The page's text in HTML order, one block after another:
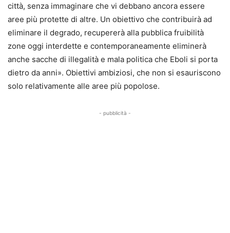
città, senza immaginare che vi debbano ancora essere
aree più protette di altre. Un obiettivo che contribuirà ad
eliminare il degrado, recupererà alla pubblica fruibilità
zone oggi interdette e contemporaneamente eliminerà
anche sacche di illegalità e mala politica che Eboli si porta
dietro da anni». Obiettivi ambiziosi, che non si esauriscono
solo relativamente alle aree più popolose.
- pubblicità -